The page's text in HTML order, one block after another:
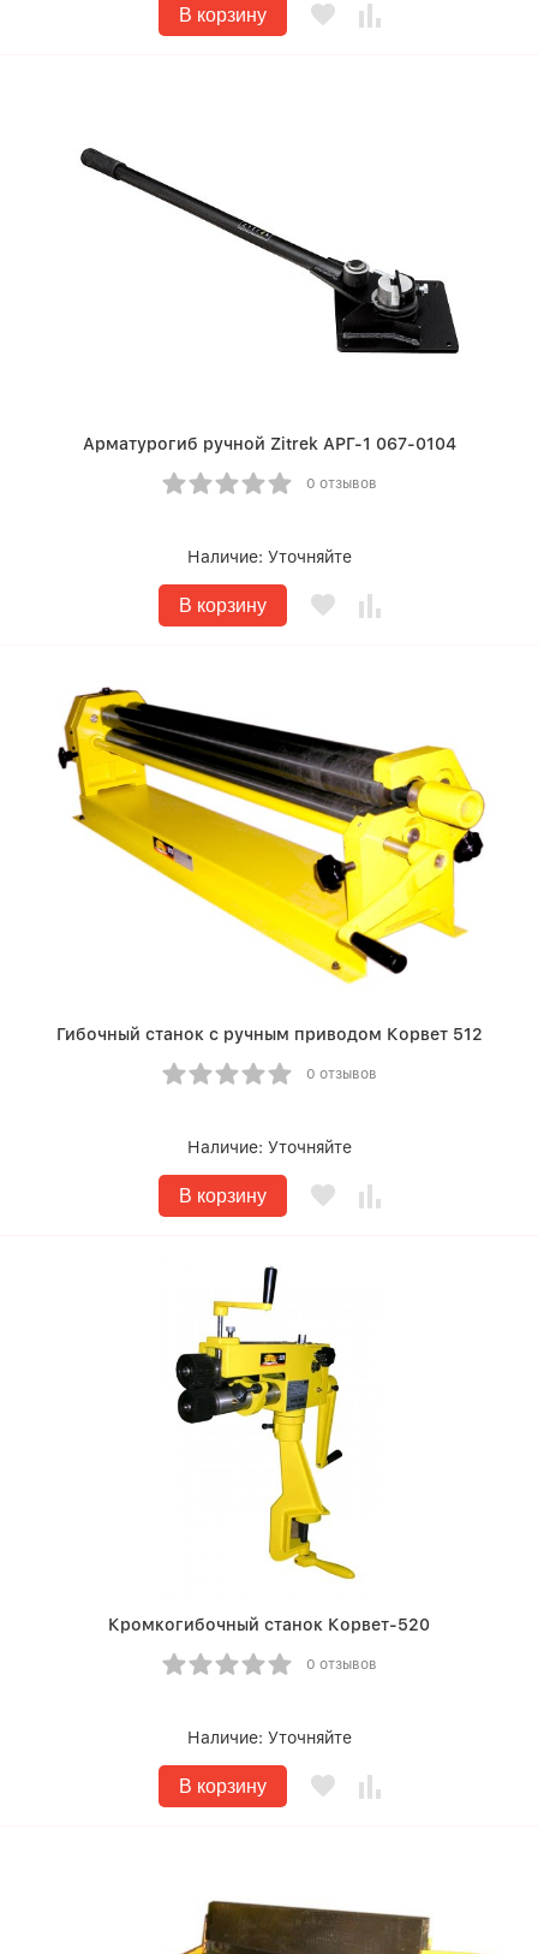
В корзину
Арматурогиб ручной Zitrek АРГ-1 067-0104
0 отзывов
Наличие: Уточняйте
В корзину
Гибочный станок с ручным приводом Корвет 512
0 отзывов
Наличие: Уточняйте
В корзину
Кромкогибочный станок Корвет-520
0 отзывов
Наличие: Уточняйте
В корзину